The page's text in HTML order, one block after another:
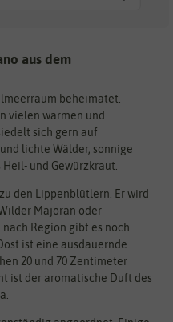
aus dem
beheimatet.
vielen warmen und
sich gern auf
lichte Wälder, sonnige
und Gewürzkraut.
den Lippenblütlern. Er wird
Majoran oder
Region gibt es noch
ist eine ausdauernde
20 und 70 Zentimeter
ist der aromatische Duft des